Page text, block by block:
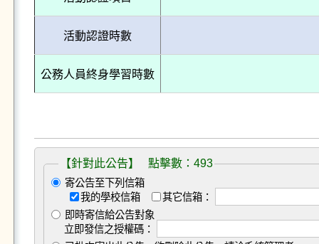
活動認證時數
公務人員終身學習時數
【針對此公告】 點擊數：493
寄公告至下列信箱
我的學校信箱
其它信箱：
即時寄信給公告對象
立即發信之授權碼：